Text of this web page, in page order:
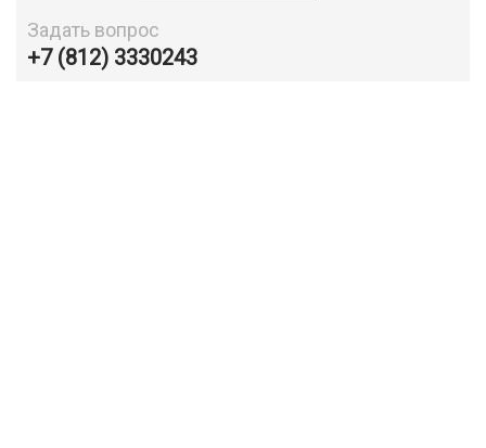
Задать вопрос
+7 (812) 3330243